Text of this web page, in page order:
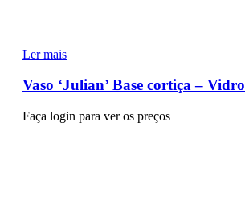
Ler mais
Vaso ‘Julian’ Base cortiça – Vidro
Faça login para ver os preços